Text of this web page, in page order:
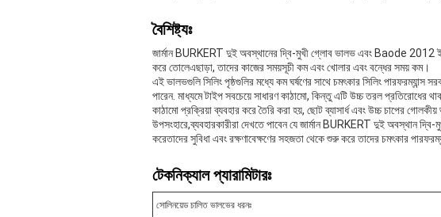
বৈশিষ্ট্যঃ
জার্মান BURKERT দুই অবস্থানের দ্বি-মুখী গ্লোব ভালভ এবং Baode 2012
করে তোলেএছাড়া, তাদের কাজের সময়সূচী কম এবং খোলার এবং বন্ধের সময় কম।
এই ভালভগুলি সিলিং পৃষ্ঠগুলির মধ্যে কম ঘর্ষণের সাথে চমৎকার সিলিং পারফরম্যান্স
পারেন. মাধ্যমে টাইপ সবচেয়ে সাধারণ কাঠামো, কিন্তু এটি উচ্চ তরল প্রতিরোধের
কাঠামো প্রক্রিয়া ব্যবহার করে তৈরি করা হয়, ছোট ব্যাসার্ধ এবং উচ্চ চাপের
উপসংহারে,ব্যবহারকারীরা দেখতে পাবেন যে জার্মান BURKERT দুই অবস্থান
করেতাদের সুবিধা এবং রক্ষণাবেক্ষণের সহজতা থেকে শুরু করে তাদের চমৎকার
টেকনিক্যাল প্যারামিটারঃ
সোলিনয়েড চালিত ভালভের ধরনঃ